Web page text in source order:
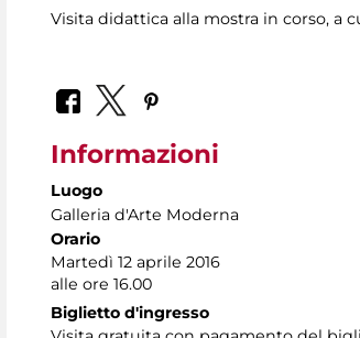
Visita didattica alla mostra in corso, a
Informazioni
Luogo
Galleria d'Arte Moderna
Orario
Martedì 12 aprile 2016
alle ore 16.00
Biglietto d'ingresso